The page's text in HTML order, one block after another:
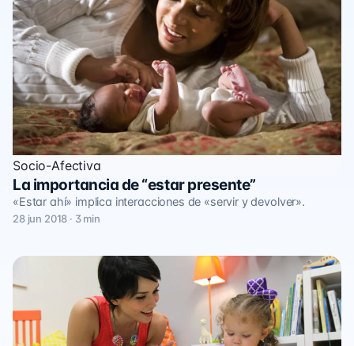
Socio-Afectiva
La importancia de “estar presente”
«Estar ahí» implica interacciones de «servir y devolver».
28 jun 2018 · 3 min